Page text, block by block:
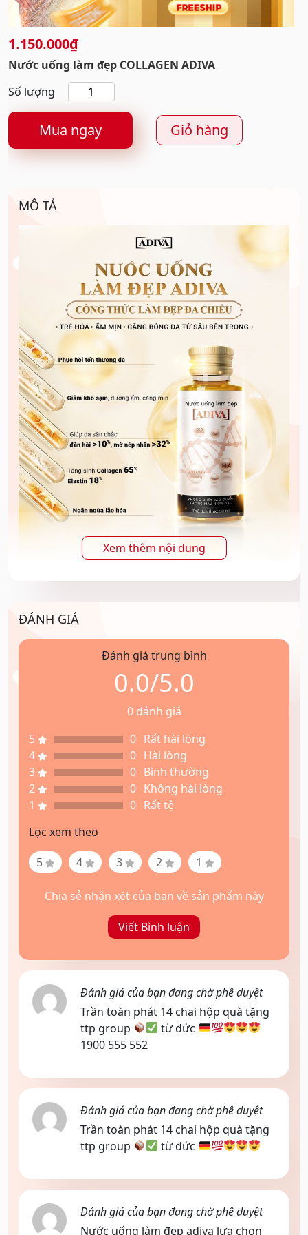
Nước uống làm đẹp COLLAGEN ADIVA
1.150.000₫
Nước
uống
đẹp
COLLAGEN
Mua ngay Giỏ hàng
MÔ TẢ
Xem thêm nội dung
ĐÁNH GIÁ
Đánh giá trung bình
0.0/5.0
0 đánh giá
5
0 Rất hài lòng
4
0 Hài lòng
3
0 Bình thường
2
0 Không hài lòng
1
0 Rất tệ
Lọc xem theo
5
4 3 2 1
Chia sẻ nhận xét của bạn về sản phẩm này
Viết Bình luận
Đánh giá của bạn đang chờ phê duyệt
Trần toàn phát 14 chai hộp quà tặng
ttp group
từ đức
1900 555 552
Đánh giá của bạn đang chờ phê duyệt
Trần toàn phát 14 chai hộp quà tặng
ttp group
từ đức
Đánh giá của bạn đang chờ phê duyệt
Nước uống làm đẹp adiva lựa chọn